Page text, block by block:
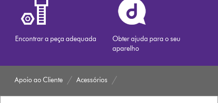
Encontrar a peça adequada
Obter ajuda para o seu
aparelho
Apoio ao Cliente Acessórios